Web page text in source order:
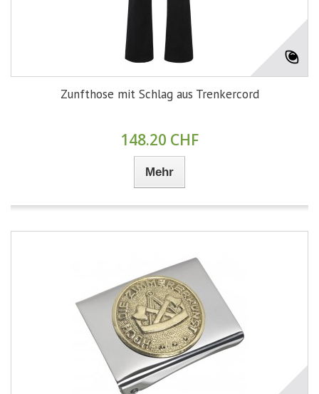
Zunfthose mit Schlag aus Trenkercord
148.20 CHF
Mehr